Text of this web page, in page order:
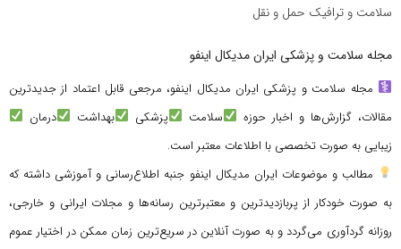
سلامت و ترافیک حمل و نقل
مجله سلامت و پزشکی ایران مدیکال اینفو
مجله سلامت و پزشکی ایران مدیکال اینفو، مرجعی قابل اعتماد از جدیدترین
مقالات، گزارش‌ها و اخبار حوزه
سلامت پزشکی بهداشت
درمان
زیبایی به صورت تخصصی با اطلاعات معتبر است.
مطالب و موضوعات ایران مدیکال اینفو جنبه اطلاع‌رسانی و آموزشی داشته که
به صورت خودکار از پربازدیدترین و معتبرترین رسانه‌ها و مجلات ایرانی و خارجی،
روزانه گردآوری می‌گردد و به صورت آنلاین در سریع‌ترین زمان ممکن در اختیار عموم